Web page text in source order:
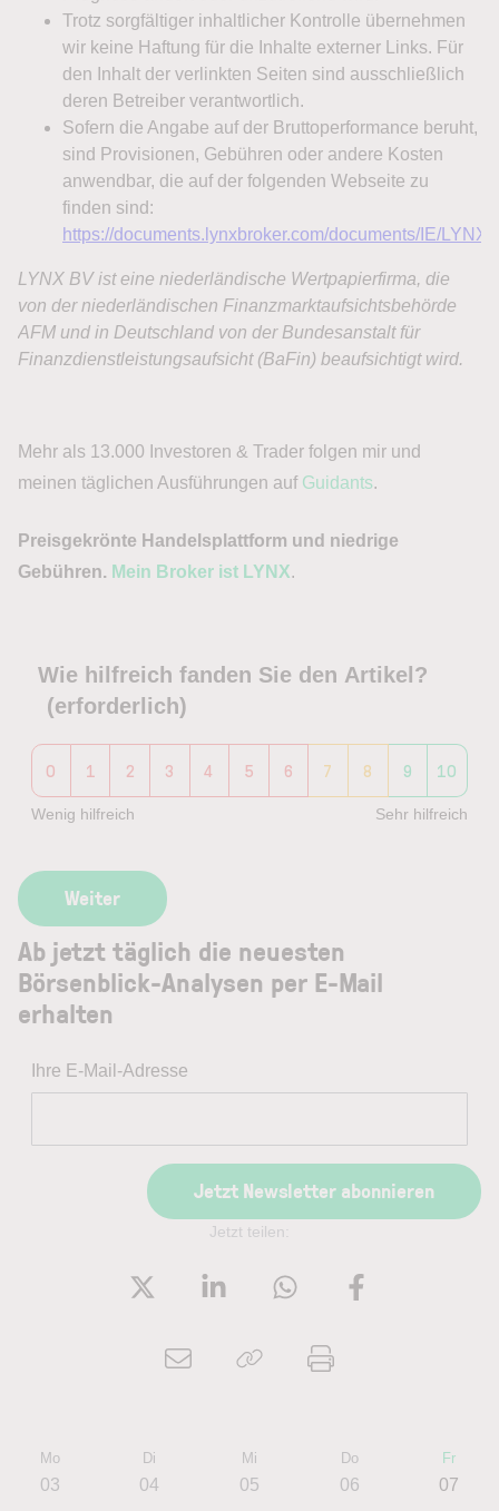
Mehr als 13.000 Investoren & Trader folgen mir und
meinen täglichen Ausführungen auf Guidants.
Preisgekrönte Handelsplattform und niedrige
Gebühren. Mein Broker ist LYNX.
Wie hilfreich fanden Sie den Artikel?
(erforderlich)
0 1 2 3 4 5 6 7 8 9 10
Wenig hilfreich Sehr hilfreich
Ab jetzt täglich die neuesten
Börsenblick-Analysen per E-Mail
erhalten
Ihre E-Mail-Adresse
Jetzt Newsletter abonnieren
Jetzt teilen:
Mo
03
Di
04
Mi
05
Do
06
Fr
07